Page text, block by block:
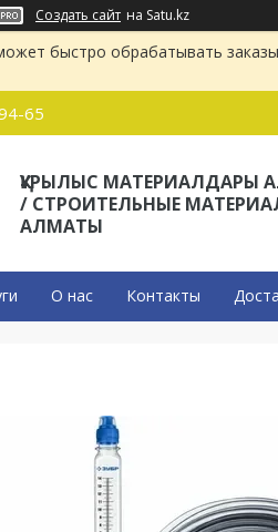
Создать сайт на Satu.kz
быстро обрабатывать
65
ҚҰРЫЛЫС МАТЕРИАЛДАРЫ
/ СТРОИТЕЛЬНЫЕ
АЛМАТЫ
О нас Контакты